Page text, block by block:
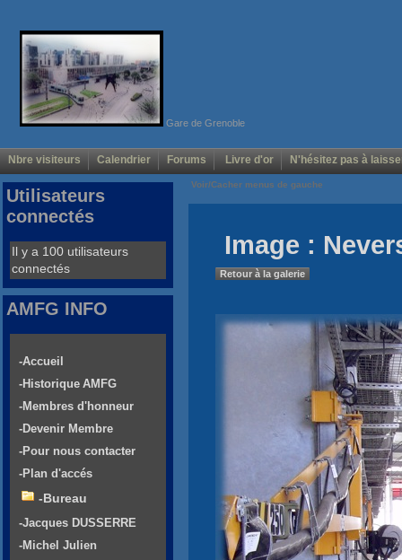
Gare de Grenoble
Nbre visiteurs Calendrier Forums Livre d'or N'hésitez pas à
Voir/Cacher menus de gauche
Image :
Retour à la galerie
Utilisateurs
connectés
Il y a 100 utilisateurs
connectés
AMFG INFO
-Accueil
-Historique AMFG
-Membres d'honneur
-Devenir Membre
-Pour nous contacter
-Plan d'accés
-Bureau
-Jacques DUSSERRE
-Michel Julien